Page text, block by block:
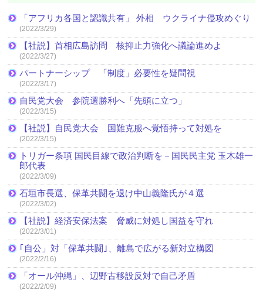
「アフリカ各国と認識共有」 外相 ウクライナ侵攻めぐり
(2022/3/29)
【社説】首相広島訪問 核抑止力強化へ議論進めよ
(2022/3/27)
パートナーシップ 「制度」必要性を疑問視
(2022/3/17)
自民党大会 参院選勝利へ「先頭に立つ」
(2022/3/15)
【社説】自民党大会 国難克服へ覚悟持って対処を
(2022/3/15)
トリガー条項 国民目線で政治判断を－国民民主党 玉木雄一
郎代表
(2022/3/09)
石垣市長選、保革共闘を退け中山義隆氏が４選
(2022/3/02)
【社説】経済安保法案 脅威に対処し国益を守れ
(2022/3/01)
｢自公」対「保革共闘｣、離島で広がる新対立構図
(2022/2/16)
「オール沖縄」、辺野古移設反対で自己矛盾
(2022/2/09)